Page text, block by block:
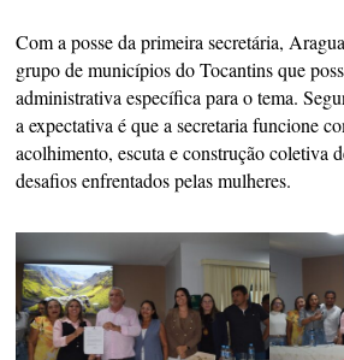
Com a posse da primeira secretária,
grupo de municípios do Tocantins que
administrativa específica para o tema.
a expectativa é que a secretaria funcione
acolhimento, escuta e construção coletiva
desafios enfrentados pelas mulheres.